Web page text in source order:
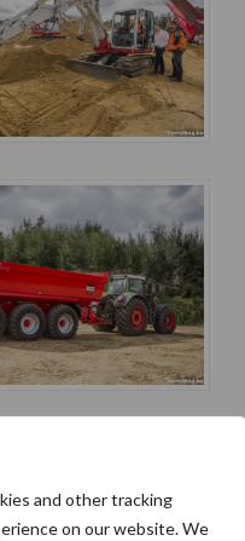
and other tracking
on our website. We